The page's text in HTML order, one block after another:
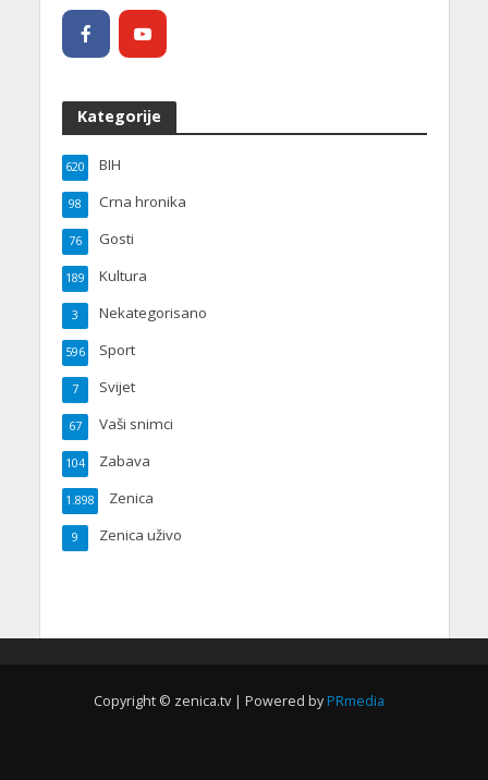
Kategorije
BIH
620
Crna hronika
98
Gosti
76
Kultura
189
Nekategorisano
3
Sport
596
Svijet
7
Vaši snimci
67
Zabava
104
Zenica
1.898
Zenica uživo
9
Copyright © zenica.tv | Powered by PRmedia